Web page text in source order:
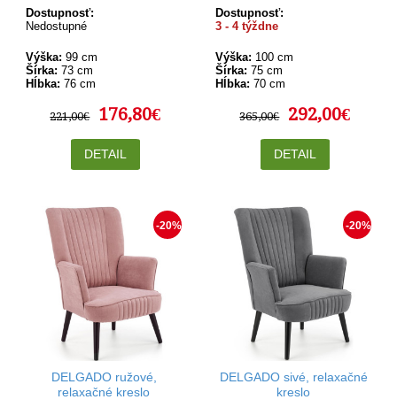
Dostupnosť:
Nedostupné
Výška: 99 cm
Šírka: 73 cm
Hĺbka: 76 cm
221,00€ 176,80€
DETAIL
Dostupnosť:
3 - 4 týždne
Výška: 100 cm
Šírka: 75 cm
Hĺbka: 70 cm
365,00€ 292,00€
DETAIL
-20%
DELGADO ružové,
relaxačné kreslo
-20%
DELGADO sivé, relaxačné
kreslo